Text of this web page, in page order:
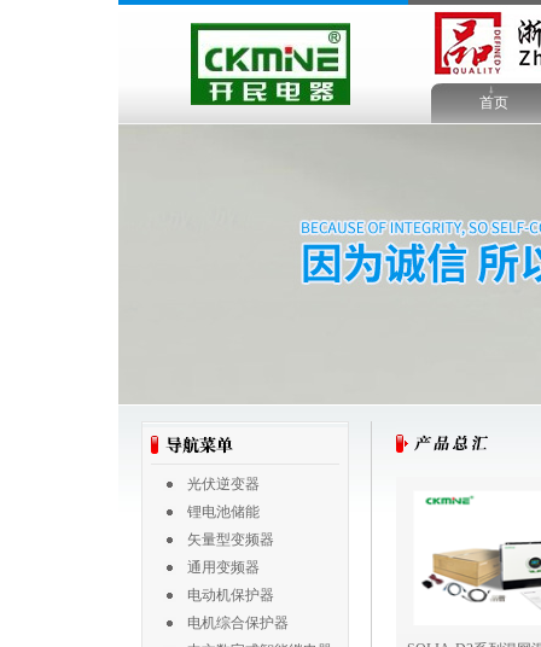
首页
光伏逆变器
锂电池储能
矢量型变频器
通用变频器
电动机保护器
电机综合保护器